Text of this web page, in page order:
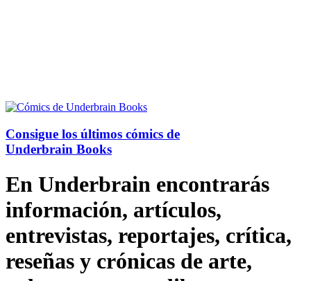
Consigue los últimos cómics de
Underbrain Books
En Underbrain encontrarás
información, artículos,
entrevistas, reportajes, crítica,
reseñas y crónicas de arte,